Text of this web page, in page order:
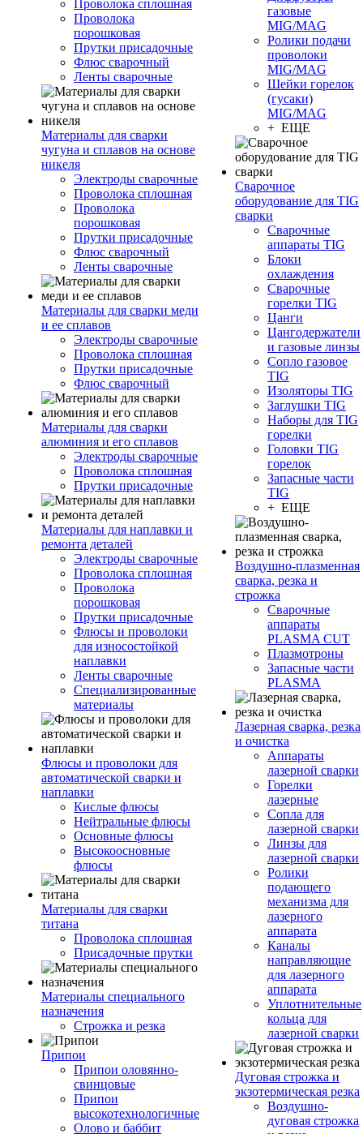
Проволока сплошная
Проволока
порошковая
Прутки присадочные
Флюс сварочный
Ленты сварочные
Материалы для сварки
чугуна и сплавов на основе
никеля
Электроды сварочные
Проволока сплошная
Проволока
порошковая
Прутки присадочные
Флюс сварочный
Ленты сварочные
Материалы для сварки меди
и ее сплавов
Электроды сварочные
Проволока сплошная
Прутки присадочные
Флюс сварочный
Материалы для сварки
алюминия и его сплавов
Электроды сварочные
Проволока сплошная
Прутки присадочные
Материалы для наплавки и
ремонта деталей
Электроды сварочные
Проволока сплошная
Проволока
порошковая
Прутки присадочные
Флюсы и проволоки
для износостойкой
наплавки
Ленты сварочные
Специализированные
материалы
Флюсы и проволоки для
автоматической сварки и
наплавки
Кислые флюсы
Нейтральные флюсы
Основные флюсы
Высокоосновные
флюсы
Материалы для сварки
титана
Проволока сплошная
Присадочные прутки
Материалы специального
назначения
Строжка и резка
Припои
Припои оловянно-
свинцовые
Припои
высокотехнологичные
Олово и баббит
газовые
MIG/MAG
Ролики подачи
проволоки
MIG/MAG
Шейки горелок
(гусаки)
MIG/MAG
+ ЕЩЕ
Сварочное
оборудование для TIG
сварки
Сварочные
аппараты TIG
Блоки
охлаждения
Сварочные
горелки TIG
Цанги
Цангодержатели
и газовые линзы
Сопло газовое
TIG
Изоляторы TIG
Заглушки TIG
Наборы для TIG
горелки
Головки TIG
горелок
Запасные части
TIG
+ ЕЩЕ
Воздушно-плазменная
сварка, резка и
строжка
Сварочные
аппараты
PLASMA CUT
Плазмотроны
Запасные части
PLASMA
Лазерная сварка, резка
и очистка
Аппараты
лазерной сварки
Горелки
лазерные
Сопла для
лазерной сварки
Линзы для
лазерной сварки
Ролики
подающего
механизма для
лазерного
аппарата
Каналы
направляющие
для лазерного
аппарата
Уплотнительные
кольца для
лазерной сварки
Дуговая строжка и
экзотермическая резка
Воздушно-
дуговая строжка